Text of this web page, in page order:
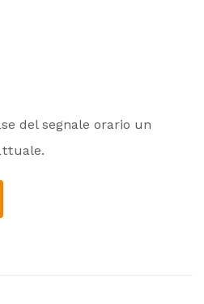
del segnale orario un